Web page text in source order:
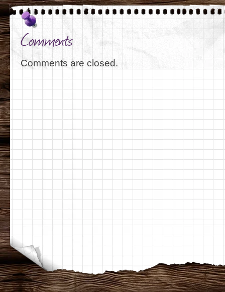
Comments
Comments are closed.